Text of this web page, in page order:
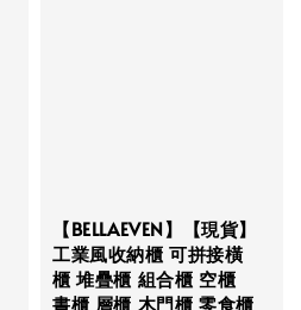
【BELLAEVEN】【現貨】
工業風收納櫃 可拼接橫
櫃 堆疊櫃 組合櫃 空櫃
書櫃 層櫃 木門櫃 零食櫃